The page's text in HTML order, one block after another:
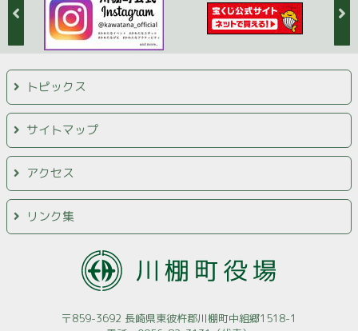
トピックス
サイトマップ
アクセス
リンク集
〒859-3692 長崎県東彼杵郡川棚町中組郷1518-1